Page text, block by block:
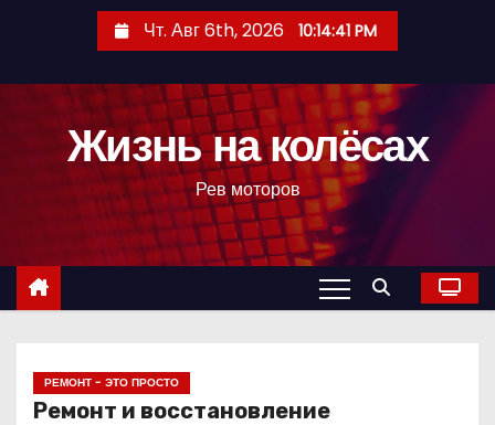
с
Чт. Авг 6th, 2026 10:14:42 PM
Жизнь на колёсах
Рев моторов
РЕМОНТ - ЭТО ПРОСТО
Ремонт и восстановление